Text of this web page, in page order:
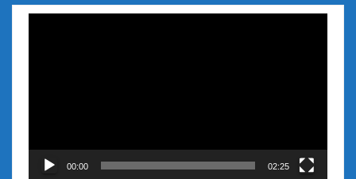
00:00 02:25